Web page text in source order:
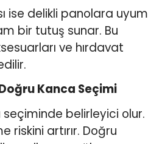
ise delikli panolara uyum
bir tutuş sunar. Bu
ve hırdavat
Kanca Seçimi
seçiminde belirleyici olur.
riskini artırır. Doğru